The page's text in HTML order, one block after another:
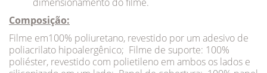
Composição:
Filme em100% poliuretano, revestido por um adesivo de
poliacrilato hipoalergênico; Filme de suporte: 100%
poliéster, revestido com polietileno em ambos os lados e